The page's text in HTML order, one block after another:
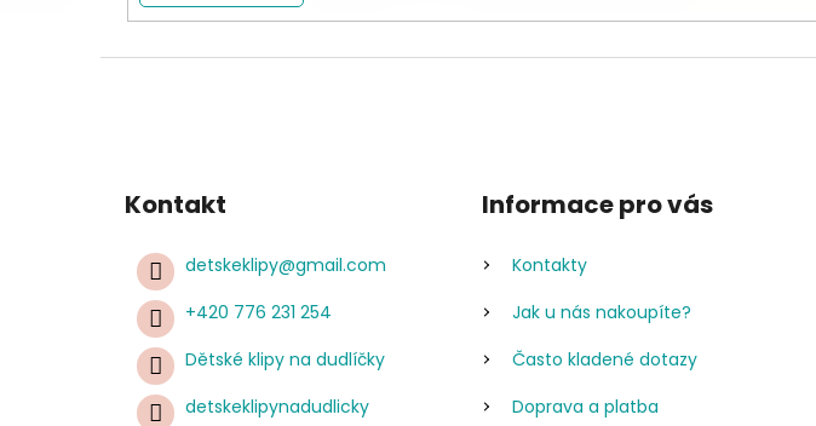
Kontakt
detskeklipy@gmail.com
+420 776 231 254
Dětské klipy na dudlíčky
detskeklipynadudlicky
Informace pro vás
Kontakty
Jak u nás nakoupíte?
Často kladené dotazy
Doprava a platba